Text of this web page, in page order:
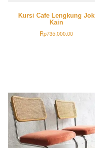
Kursi Cafe Lengkung Jok
Kain
Rp735,000.00